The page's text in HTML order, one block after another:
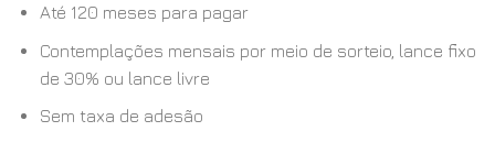
Até 120 meses para pagar
Contemplações mensais por meio de sorteio, lance fixo
de 30% ou lance livre
Sem taxa de adesão